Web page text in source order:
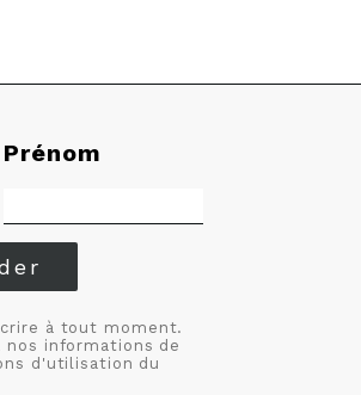
Prénom
à tout moment.
nos informations de
d'utilisation du